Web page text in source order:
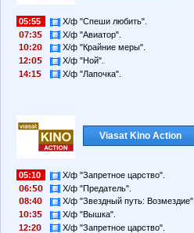
05:55
Х/ф "Спеши любить".
7:3
Х/ф "Авиатор".
1
:2
Х/ф "Крайние меры".
12:
Х/ф "Ной".
14:1
Х/ф "Лапочка".
Viasat Kino Action
05:10
Х/ф "Запретное царство".
6:
Х/ф "Предатель".
8:4
Х/ф "Звездный путь: Возмездие".
1
:3
Х/ф "Вышка".
12:2
Х/ф "Запретное царство".